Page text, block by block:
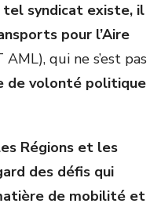
tel syndicat existe, il
pour l’Aire
AML), qui ne s’est pas
de volonté politique
Régions et les
des défis qui
de mobilité et